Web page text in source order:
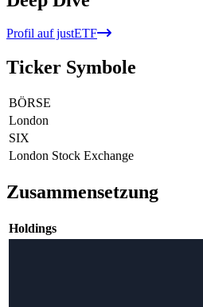
Profil auf justETF
Ticker Symbole
BÖRSE
London
SIX
London Stock Exchange
Zusammensetzung
Holdings